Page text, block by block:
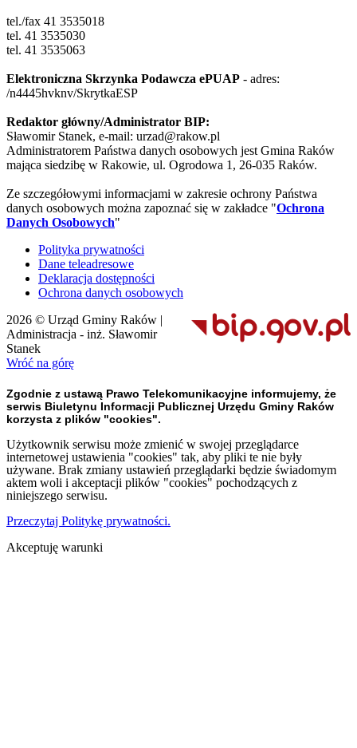
tel./fax 41 3535018
tel. 41 3535030
tel. 41 3535063
Elektroniczna Skrzynka Podawcza ePUAP - adres:
/n4445hvknv/SkrytkaESP
Redaktor główny/Administrator BIP:
Sławomir Stanek, e-mail: urzad@rakow.pl
Administratorem Państwa danych osobowych jest Gmina Raków
mająca siedzibę w Rakowie, ul. Ogrodowa 1, 26-035 Raków.
Ze szczegółowymi informacjami w zakresie ochrony Państwa
danych osobowych można zapoznać się w zakładce "Ochrona
Danych Osobowych"
Polityka prywatności
Dane teleadresowe
Deklaracja dostępności
Ochrona danych osobowych
2026 © Urząd Gminy Raków |
Administracja - inż. Sławomir
Stanek
Wróć na górę
Zgodnie z ustawą Prawo Telekomunikacyjne informujemy, że
serwis Biuletynu Informacji Publicznej Urzędu Gminy Raków
korzysta z plików "cookies".
Użytkownik serwisu może zmienić w swojej przeglądarce
internetowej ustawienia "cookies" tak, aby pliki te nie były
używane. Brak zmiany ustawień przeglądarki będzie świadomym
aktem woli i akceptacji plików "cookies" pochodzących z
niniejszego serwisu.
Przeczytaj Politykę prywatności.
Akceptuję warunki